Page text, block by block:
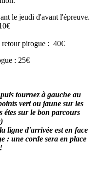
le jeudi d'avant l'épreuve.
pirogue : 40€
: 25€
tournez à gauche au
vert ou jaune sur les
étes sur le bon parcours
ligne d'arrivée est en face
: une corde sera en place